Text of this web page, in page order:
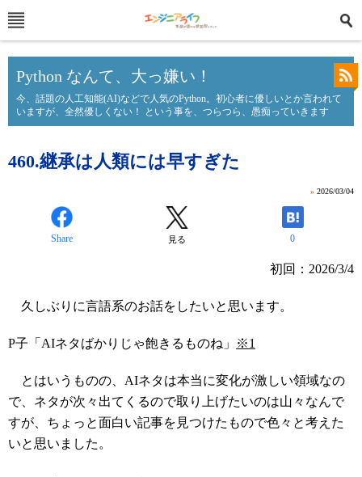
Python なんて、大っ嫌い！
今、話題の人工知能(AI)などで人気のPython。初心者に優しいとか言われて
いますが、全然優しくない！ という事を、つらつら、愚痴っていきます
460.継承は人類には早すぎた
» 2026/03/04
Share 見る 0
初回：2026/3/4
久しぶりに言語系のお話をしたいと思います。
P子「AIネタばかりじゃ飽きるものね」 ※1
とはいうものの、AIネタは本当に変化が激しい領域なの
で、ネタが次々出てくるので取り上げたいのは山々なんで
すが、ちょっと面白い記事を見つけたもので色々と考えた
いと思いました。